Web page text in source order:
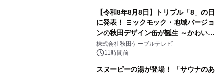
【令和8年8月8日】トリプル「8」の日
に発表！ ヨックモック・地域バージョ
ンの秋田デザイン缶が誕生 ～かわいい
秋田犬の子犬と秋田の四季と名所を巡
るパッケージ～ 9月1日(火)秋田県内で
株式会社秋田ケーブルテレビ
11時間前
スヌーピーの湯が登場！ 「サウナのあ